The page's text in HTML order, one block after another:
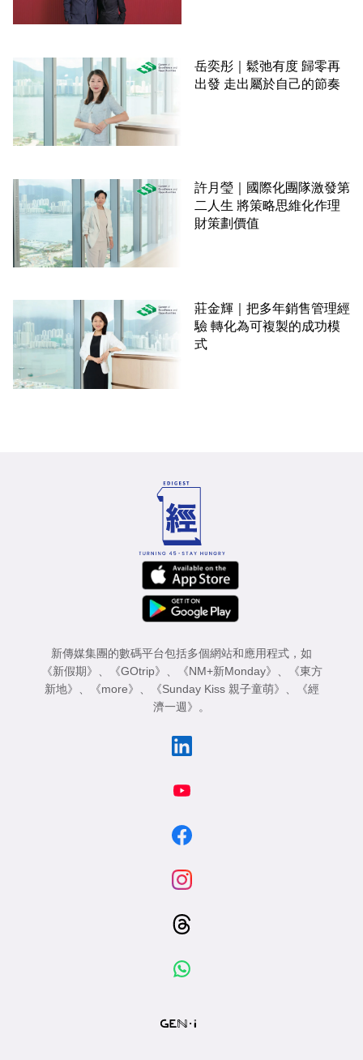
岳奕彤｜鬆弛有度 歸零再
出發 走出屬於自己的節奏
許月瑩｜國際化團隊激發第
二人生 將策略思維化作理
財策劃價值
莊金輝｜把多年銷售管理經
驗 轉化為可複製的成功模
式
新傳媒集團的數碼平台包括多個網站和應用程式，如
《新假期》 、 《GOtrip》 、 《NM+新Monday》 、
《東方
新地》 、 《more》 、 《Sunday Kiss 親子童萌》 、
《經
濟一週》 。